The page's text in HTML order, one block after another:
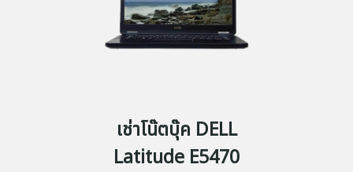
เช่าโน๊ตบุ๊ค DELL
Latitude E5470